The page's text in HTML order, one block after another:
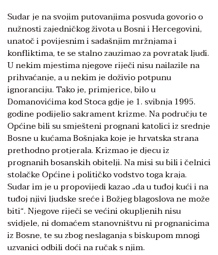
Sudar je na svojim putovanjima posvuda govorio o
nužnosti zajedničkog života u Bosni i Hercegovini,
unatoč i povijesnim i sadašnjim mržnjama i
konfliktima, te se stalno zauzimao za povratak ljudi.
U nekim mjestima njegove riječi nisu nailazile na
prihvaćanje, a u nekim je doživio potpunu
ignoranciju. Tako je, primjerice, bilo u
Domanovićima kod Stoca gdje je 1. svibnja 1995.
godine podijelio sakrament krizme. Na području te
Općine bili su smješteni prognani katolici iz srednje
Bosne u kućama Bošnjaka koje je hrvatska strana
prethodno protjerala. Krizmao je djecu iz
prognanih bosanskih obitelji. Na misi su bili i čelnici
stolačke Općine i političko vodstvo toga kraja.
Sudar im je u propovijedi kazao „da u tuđoj kući i na
tuđoj njivi ljudske sreće i Božjeg blagoslova ne može
biti“. Njegove riječi se većini okupljenih nisu
svidjele, ni domaćem stanovništvu ni prognanicima
iz Bosne, te su zbog neslaganja s biskupom mnogi
uzvanici odbili doći na ručak s njim.